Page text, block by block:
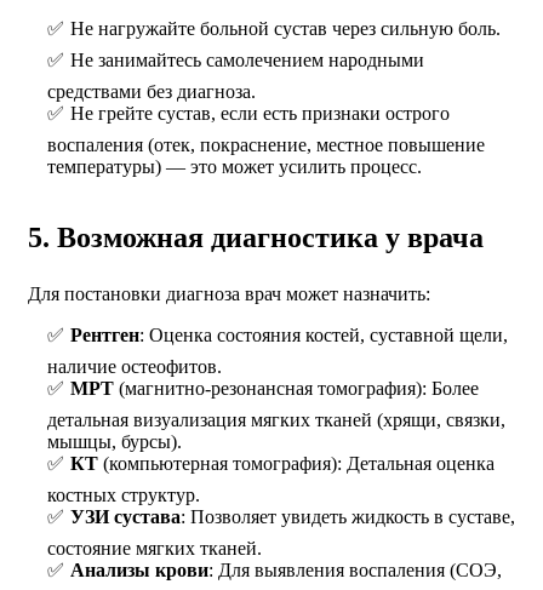
Не нагружайте больной сустав через сильную боль.
Не занимайтесь самолечением народными
средствами без диагноза.
Не грейте сустав, если есть признаки острого
воспаления (отек, покраснение, местное повышение
температуры) — это может усилить процесс.
5. Возможная диагностика у врача
Для постановки диагноза врач может назначить:
Рентген: Оценка состояния костей, суставной щели,
наличие остеофитов.
МРТ(магнитно-резонансная томография): Более
детальная визуализация мягких тканей (хрящи, связки,
мышцы, бурсы).
КТ(компьютерная томография): Детальная оценка
костных структур.
УЗИ сустава: Позволяет увидеть жидкость в суставе,
состояние мягких тканей.
Анализы крови: Для выявления воспаления (СОЭ,